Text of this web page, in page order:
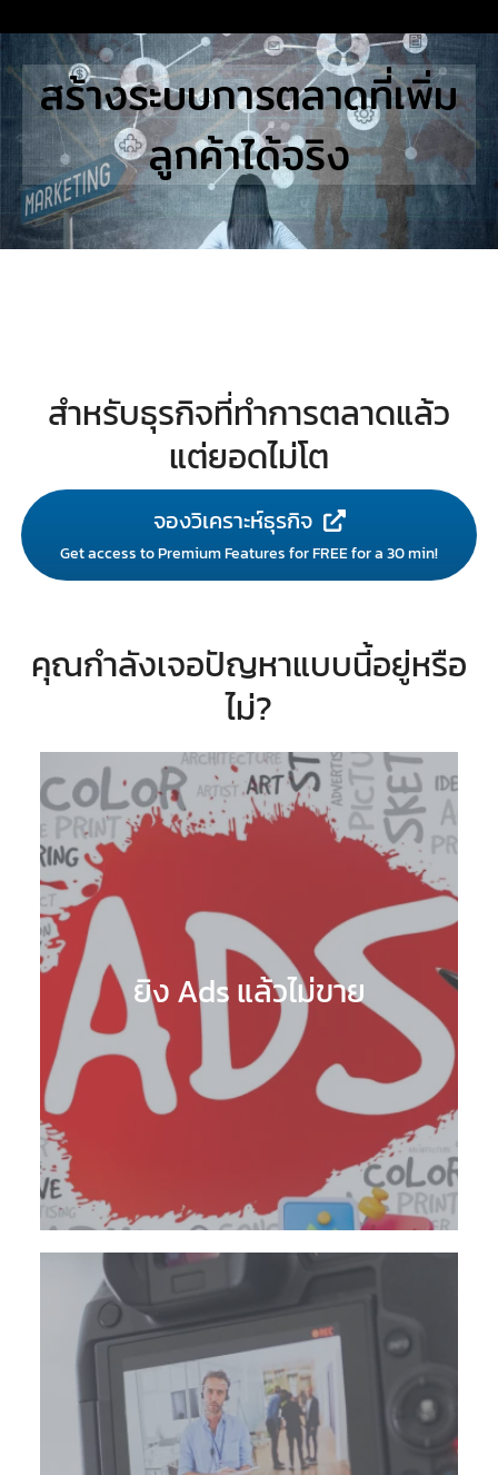
to
content
STUDIES
Search
for:สร้างระบบการตลาดที่เพิ่ม
ลูกค้าได้จริง
สำหรับธุรกิจที่ทำการตลาดแล้ว
แต่ยอดไม่โต
จองวิเคราะห์ธุรกิจ
Get access to Premium Features for FREE for a 30 min!
คุณกำลังเจอปัญหาแบบนี้อยู่หรือ
ไม่?
ยิง Ads แล้วไม่ขาย